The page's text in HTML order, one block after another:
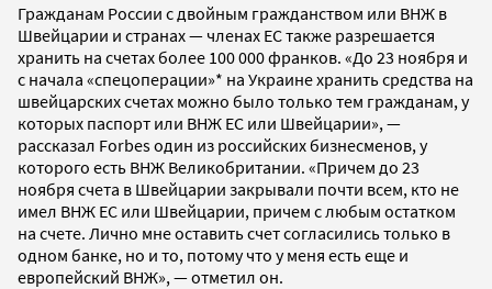
Гражданам России с двойным гражданством или ВНЖ в
Швейцарии и странах — членах ЕС также разрешается
хранить на счетах более 100 000 франков. «До 23 ноября и
с начала «спецоперации»* на Украине хранить средства на
швейцарских счетах можно было только тем гражданам, у
которых паспорт или ВНЖ ЕС или Швейцарии», —
рассказал Forbes один из российских бизнесменов, у
которого есть ВНЖ Великобритании. «Причем до 23
ноября счета в Швейцарии закрывали почти всем, кто не
имел ВНЖ ЕС или Швейцарии, причем с любым остатком
на счете. Лично мне оставить счет согласились только в
одном банке, но и то, потому что у меня есть еще и
европейский ВНЖ», — отметил он.